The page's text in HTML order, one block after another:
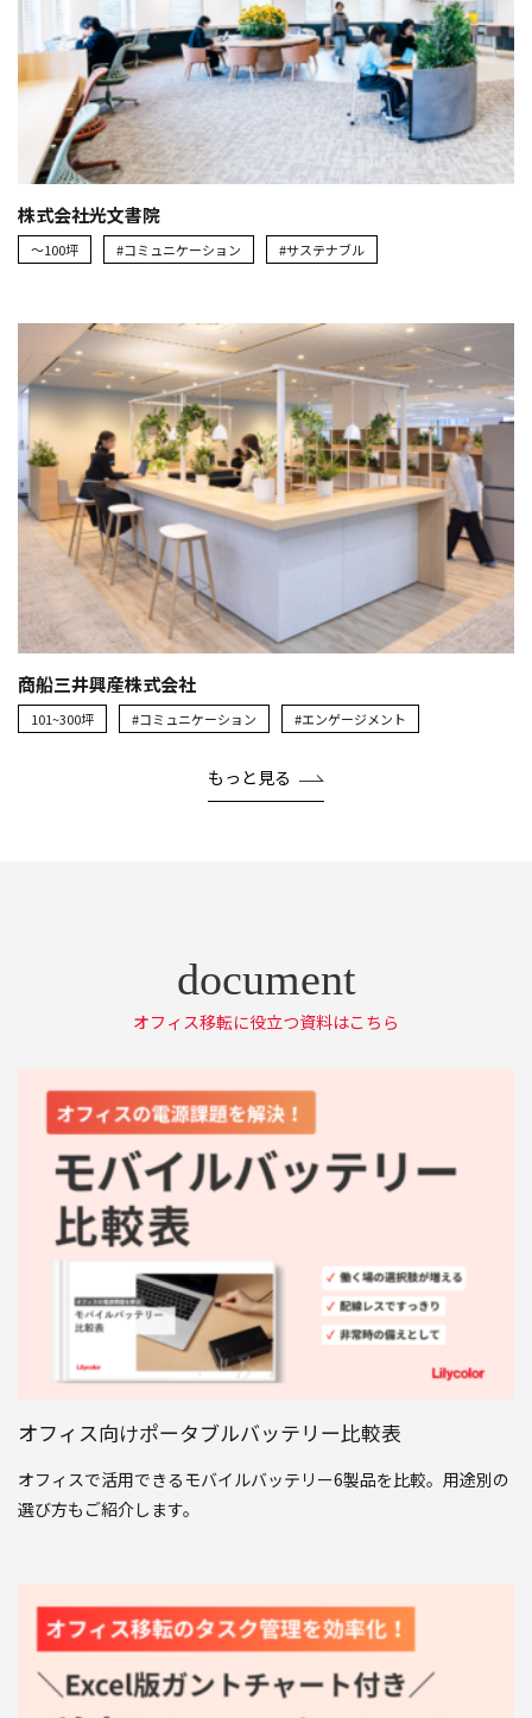
株式会社光文書院
～100坪 #コミュニケーション #サステナブル
商船三井興産株式会社
101~300坪 #コミュニケーション #エンゲージメント
もっと見る
オフィス移転に役立つ資料はこちら
オフィス向けポータブルバッテリー比較表
オフィスで活用できるモバイルバッテリー6製品を比較。用途別の
選び方もご紹介します。